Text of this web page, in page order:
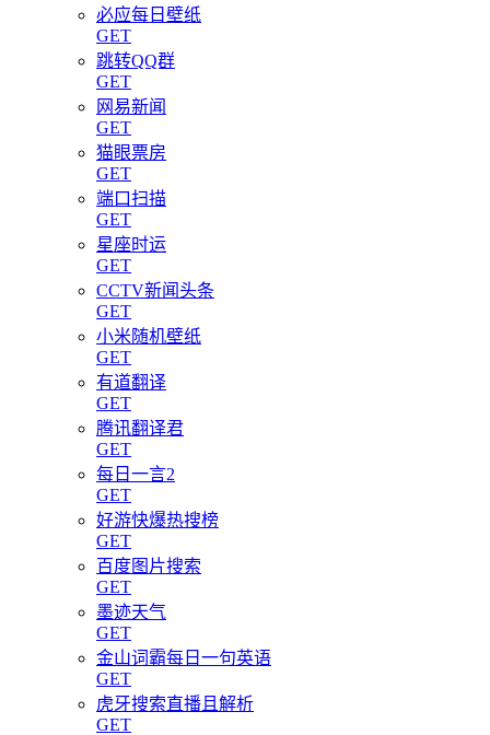
必应每日壁纸
GET
跳转QQ群
GET
网易新闻
GET
猫眼票房
GET
端口扫描
GET
星座时运
GET
CCTV新闻头条
GET
小米随机壁纸
GET
有道翻译
GET
腾讯翻译君
GET
每日一言2
GET
好游快爆热搜榜
GET
百度图片搜索
GET
墨迹天气
GET
金山词霸每日一句英语
GET
虎牙搜索直播且解析
GET